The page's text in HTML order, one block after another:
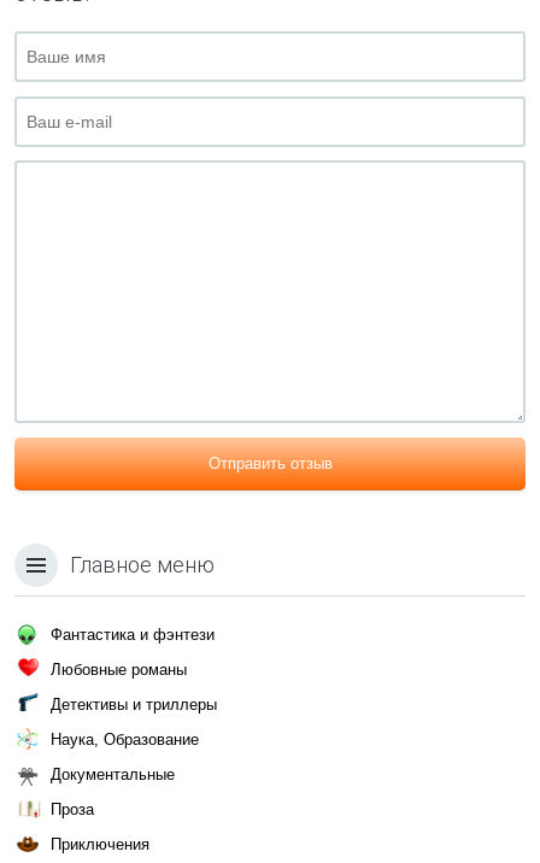
Отправить отзыв
Главное меню
Фантастика и фэнтези
Любовные романы
Детективы и триллеры
Наука, Образование
Документальные
Проза
Приключения